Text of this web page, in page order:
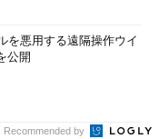
を悪用する遠隔操作ウイ
公開
Recommended by